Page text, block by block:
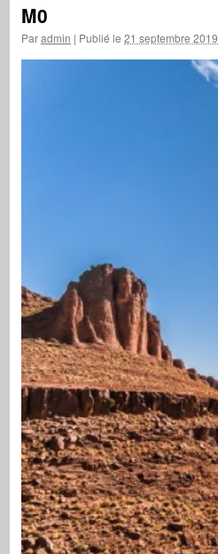
M0
Paradmin | Publié le 21 septembre 2019